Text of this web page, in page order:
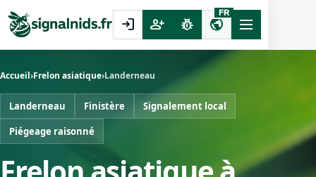
login person_add pest_control public
FR
Accueil›Frelon asiatique›Landerneau
Landerneau Finistère
Signalement local
Piégeage raisonné